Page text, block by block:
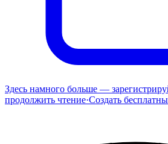
Здесь намного больше —
продолжить чтение·Создать